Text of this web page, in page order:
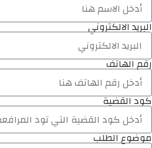
البريد الالكتروني
رقم الهاتف
كود القضية
موضوع الطلب